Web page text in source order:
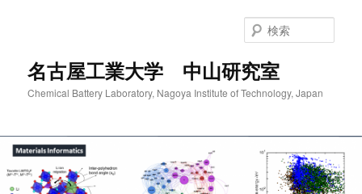
名古屋工業大学 中山研究室
Chemical Battery Laboratory, Nagoya Institute of Technology, Japan
索